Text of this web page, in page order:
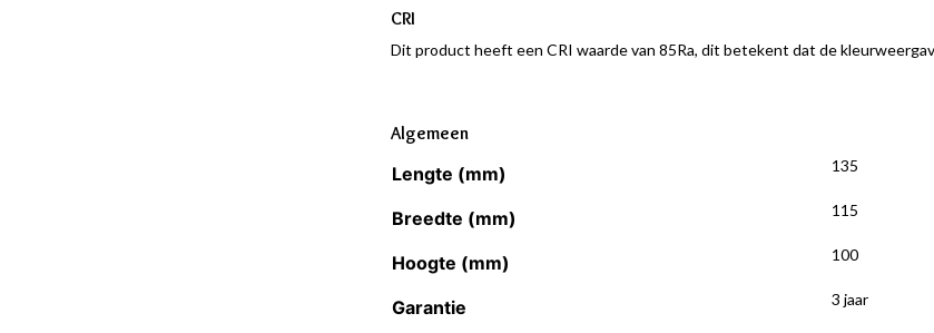
CRI
Dit product heeft een CRI waarde van 85Ra, dit betekent dat de
Algemeen
Lengte (mm) 135
Breedte (mm) 115
Hoogte (mm) 100
Garantie 3 jaar